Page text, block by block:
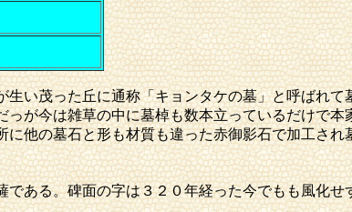
い茂った丘に通称「キョンタケの墓」と呼ばれて
が今は雑草の中に墓棹も数本立っているだけで本
他の墓石と形も材質も違った赤御影石で加工され
ある。碑面の字は３２０年経った今でもも風化せ